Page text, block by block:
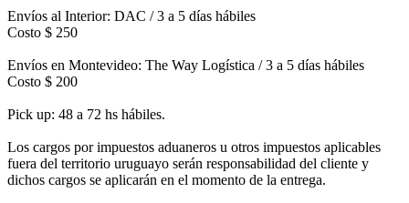
Envíos al Interior: DAC / 3 a 5 días hábiles
Costo $ 250
Envíos en Montevideo: The Way Logística / 3 a 5 días hábiles
Costo $ 200
Pick up: 48 a 72 hs hábiles.
Los cargos por impuestos aduaneros u otros impuestos aplicables
fuera del territorio uruguayo serán responsabilidad del cliente y
dichos cargos se aplicarán en el momento de la entrega.